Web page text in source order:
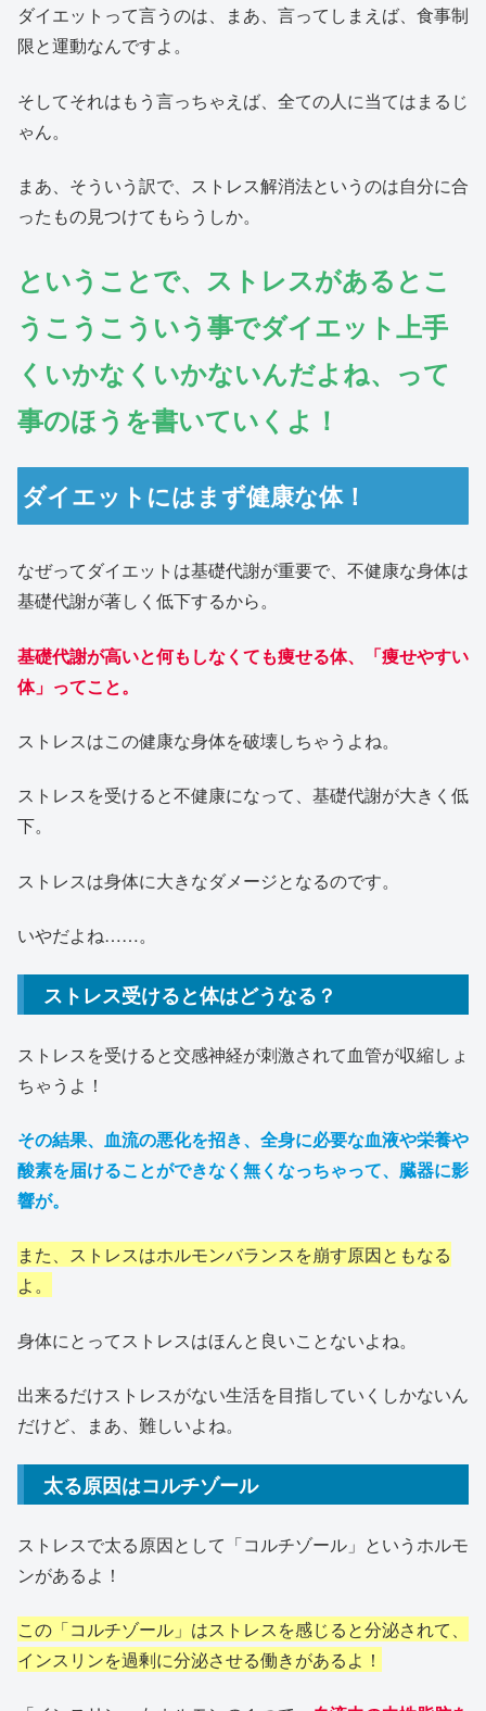
ダイエットって言うのは、まあ、言ってしまえば、食事制
限と運動なんですよ。
そしてそれはもう言っちゃえば、全ての人に当てはまるじ
ゃん。
まあ、そういう訳で、ストレス解消法というのは自分に合
ったもの見つけてもらうしか。
ということで、ストレスがあるとこ
うこうこういう事でダイエット上手
くいかなくいかないんだよね、って
事のほうを書いていくよ！
ダイエットにはまず健康な体！
なぜってダイエットは基礎代謝が重要で、不健康な身体は
基礎代謝が著しく低下するから。
基礎代謝が高いと何もしなくても痩せる体、「痩せやすい
体」ってこと。
ストレスはこの健康な身体を破壊しちゃうよね。
ストレスを受けると不健康になって、基礎代謝が大きく低
下。
ストレスは身体に大きなダメージとなるのです。
いやだよね……。
ストレス受けると体はどうなる？
ストレスを受けると交感神経が刺激されて血管が収縮しょ
ちゃうよ！
その結果、血流の悪化を招き、全身に必要な血液や栄養や
酸素を届けることができなく無くなっちゃって、臓器に影
響が。
また、ストレスはホルモンバランスを崩す原因ともなる
よ。
身体にとってストレスはほんと良いことないよね。
出来るだけストレスがない生活を目指していくしかないん
だけど、まあ、難しいよね。
太る原因はコルチゾール
ストレスで太る原因として「コルチゾール」というホルモ
ンがあるよ！
この「コルチゾール」はストレスを感じると分泌されて、
インスリンを過剰に分泌させる働きがあるよ！